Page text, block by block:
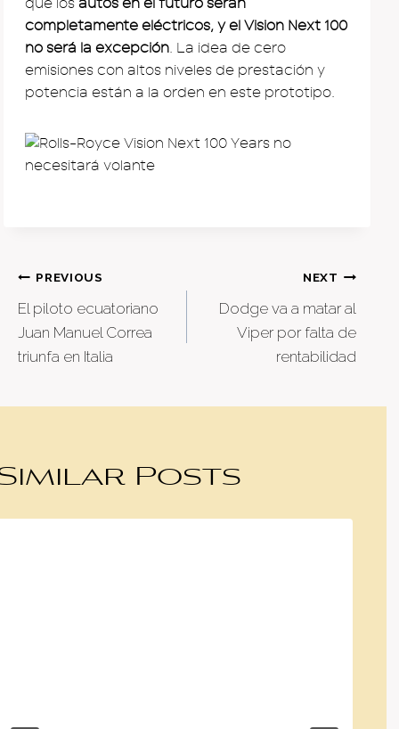
que los autos en el futuro serán
completamente eléctricos, y el Vision Next 100
no será la excepción. La idea de cero
emisiones con altos niveles de prestación y
potencia están a la orden en este prototipo.
Post
navigation
PREVIOUS
El piloto ecuatoriano
Juan Manuel Correa
triunfa en Italia
NEXT
Dodge va a matar al
Viper por falta de
rentabilidad
Posts